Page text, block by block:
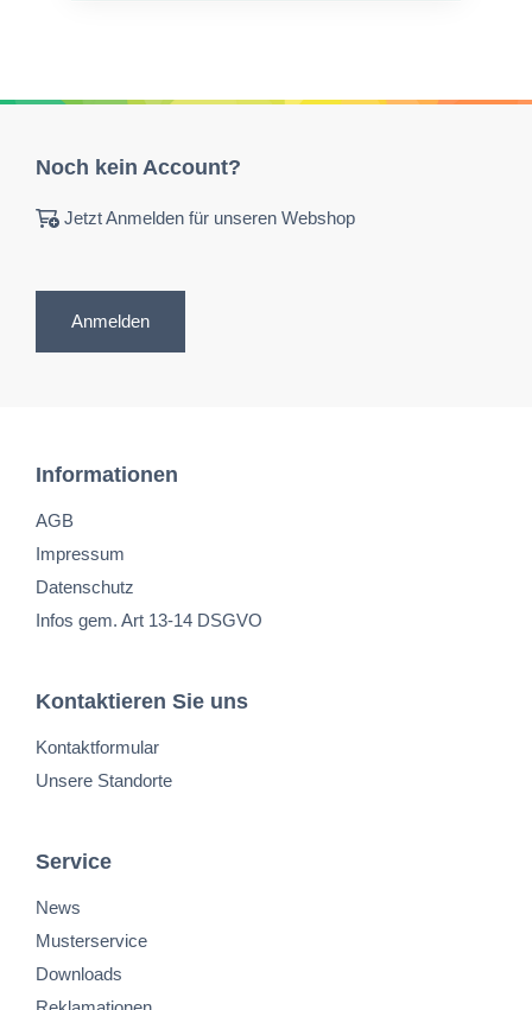
Noch kein Account?
Jetzt Anmelden für unseren Webshop
Anmelden
Informationen
AGB
Impressum
Datenschutz
Infos gem. Art 13-14 DSGVO
Kontaktieren Sie uns
Kontaktformular
Unsere Standorte
Service
News
Musterservice
Downloads